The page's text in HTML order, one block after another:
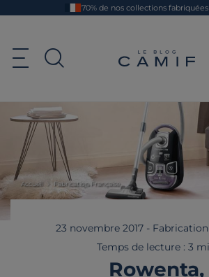
au
70% de nos collections
Ouvrir le menu de navigation
Le blog Camif
Accueil Fabrication Française
23 novembre 2017 -
Temps de lecture : 3
Rowenta,